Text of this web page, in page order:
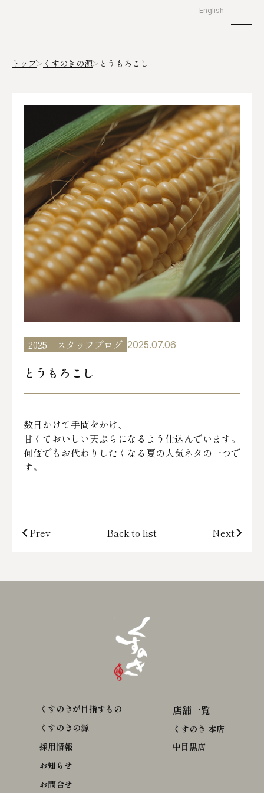
English
トップ くすのきの源 とうもろこし
2025 スタッフブログ 2025.07.06
とうもろこし
数日かけて手間をかけ、
甘くておいしい天ぷらになるよう仕込んでいます。
何個でもお代わりしたくなる夏の人気ネタの一つで
す。
Prev Back to list Next
くすのきが目指すもの
くすのきの源
採用情報
お知らせ
お問合せ
店舗一覧
くすのき 本店
中目黒店